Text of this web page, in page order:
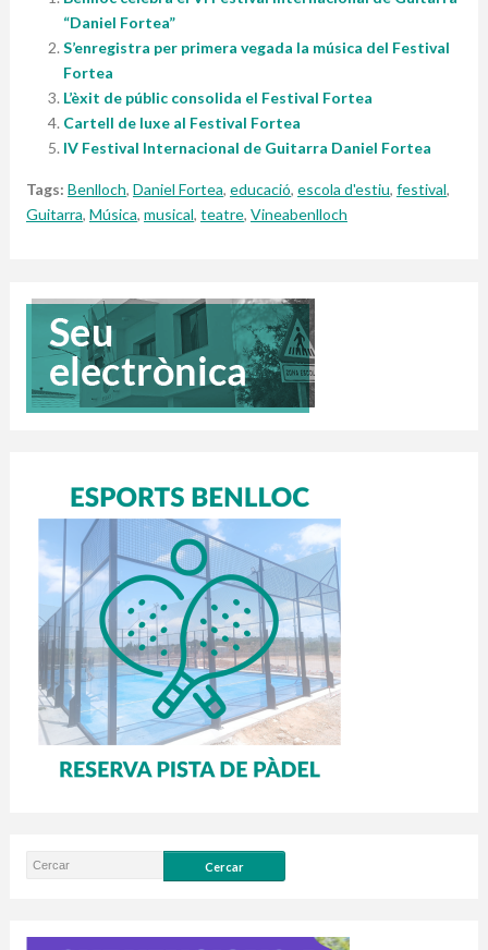
“Daniel Fortea”
S’enregistra per primera vegada la música del Festival
Fortea
L’èxit de públic consolida el Festival Fortea
Cartell de luxe al Festival Fortea
IV Festival Internacional de Guitarra Daniel Fortea
Tags: Benlloch, Daniel Fortea, educació, escola d'estiu, festival,
Guitarra, Música, musical, teatre, Vineabenlloch